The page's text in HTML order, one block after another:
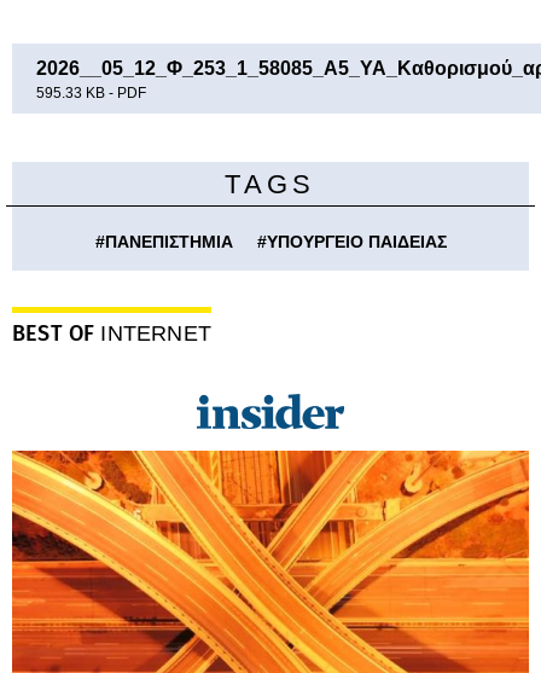
595.33 KB - PDF
TAGS
#ΠΑΝΕΠΙΣΤΗΜΙΑ #ΥΠΟΥΡΓΕΙΟ ΠΑΙΔΕΙΑΣ
BEST OF INTERNET